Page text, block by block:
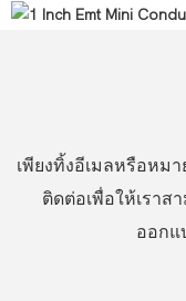
เพียงทิ้งอีเมลหรือหม
ติดต่อเพื่อให้เราส
ออกแ